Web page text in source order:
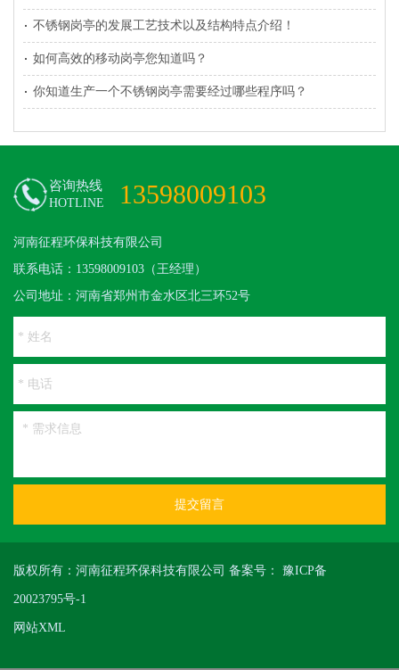
不锈钢岗亭的发展工艺技术以及结构特点介绍！
如何高效的移动岗亭您知道吗？
你知道生产一个不锈钢岗亭需要经过哪些程序吗？
咨询热线
HOTLINE 13598009103
河南征程环保科技有限公司
联系电话：13598009103（王经理）
公司地址：河南省郑州市金水区北三环52号
提交留言
版权所有：河南征程环保科技有限公司 备案号： 豫ICP备
20023795号-1
网站XML